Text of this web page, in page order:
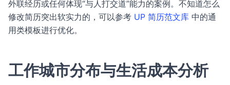
外联经历或任何体现“与人打交道”能力的案例。不知道怎么
修改简历突出软实力的，可以参考 UP 简历范文库 中的通
用类模板进行优化。
工作城市分布与生活成本分析